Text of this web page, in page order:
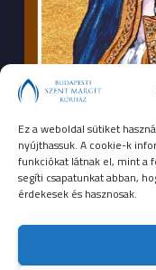
Ez a weboldal sütiket
nyújthassuk. A cookie-k
funkciókat látnak el, mint a
segíti csapatunkat abban,
érdekesek és hasznosak.
SEGÉLYHÍVÓSZÁMOK
104mentők